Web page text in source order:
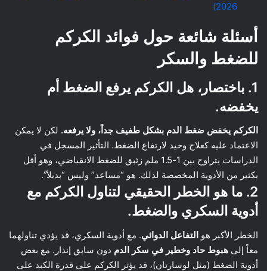
2026)
أسئلة شائعة حول فوائد الكركم
للضغط والسكر
1. باختصار، هل الكركم يرفع الضغط أم
يخفضه.
الكركم يخفض ضغط الدم بشكل طفيف جداً، ولا يرفعه. لكن لا يمكن
الاعتماد عليه كعلاج وحيد لارتفاع الضغط. التأثير المسجل في
الدراسات يتراوح بين 1-1.5 ملم زئبق للضغط الانقباضي، وهو أقل
بكثير من الأدوية المخصصة لذلك. هو “مساعد” وليس “بديلاً”.
2. ما هو الخطر الحقيقي لتناول الكركم مع
أدوية السكري والضغط.
الخطر الأكبر هو التفاعل الدوائي. مع أدوية السكري، قد يؤدي تناولهما
معاً إلى هبوط حاد وخطير في سكر الدم دون سابق إنذار. مع بعض
أدوية الضغط (مثل لوسارتان)، قد يؤثر الكركم على قدرة الكبد على